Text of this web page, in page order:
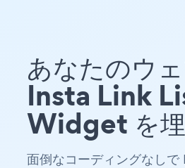
あなたのウ
Insta Link
Widget を埋
面倒なコーディングなし